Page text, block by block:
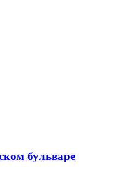
бульваре